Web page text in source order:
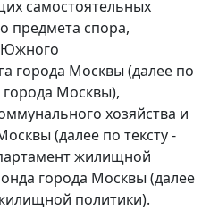
самостоятельных
предмета спора,
Южного
города Москвы (далее по
Москвы),
хозяйства и
(далее по тексту -
жилищной
города Москвы (далее
политики).